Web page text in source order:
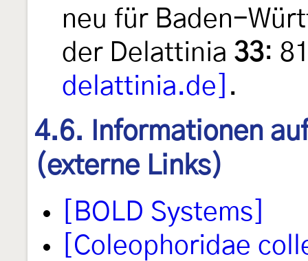
neu für Baden-
der Delattinia 33:
delattinia.de] .
4.6. Informationen
(externe Links)
[BOLD Systems]
[Coleophoridae